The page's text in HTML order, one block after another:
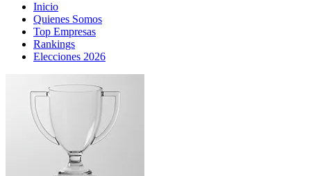
Inicio
Quienes Somos
Top Empresas
Rankings
Elecciones 2026